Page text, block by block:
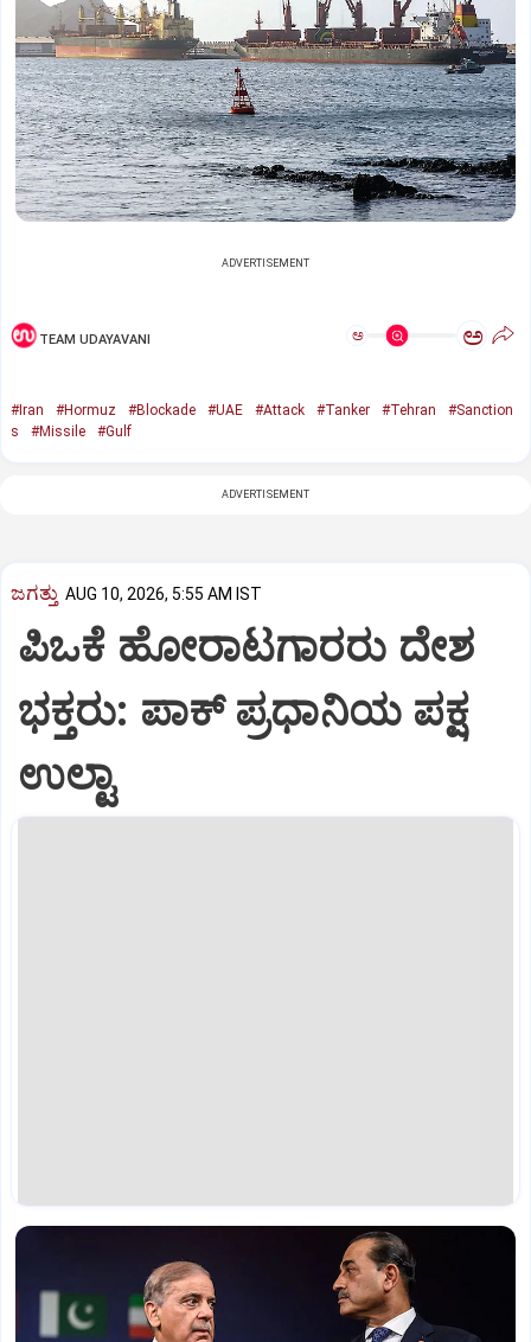
ADVERTISEMENT
TEAM UDAYAVANI ಅ ಅ
#Iran #Hormuz #Blockade #UAE #Attack #Tanker #Tehran
#Sanction
s
#Missile #Gulf
ADVERTISEMENT
ಜಗತ್ತು AUG 10, 2026, 5:55 AM IST
ಪಿಒಕೆ ಹೋರಾಟಗಾರರು ದೇಶ
ಭಕ್ತರು: ಪಾಕ್‌ ಪ್ರಧಾನಿಯ ಪಕ್ಷ
ಉಲ್ಟಾ